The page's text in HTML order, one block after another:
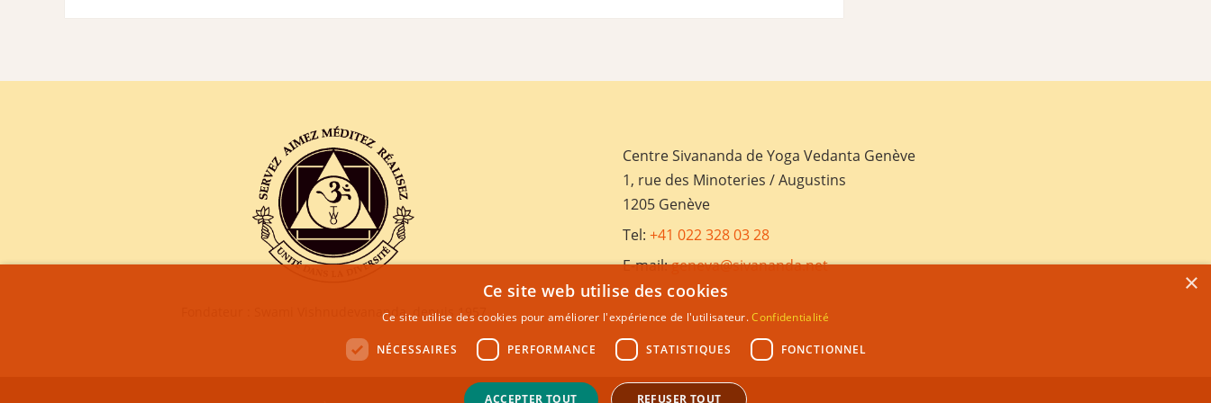
Fondateur : Swami Vishnudevananda, depuis 1957
Centre Sivananda de Yoga Vedanta Genève
1, rue des Minoteries / Augustins
1205 Genève
Tel: +41 022 328 03 28
E-mail:geneva@sivananda.net
×
Ce site web utilise des cookies
Ce site utilise des cookies pour améliorer l'expérience de l'utilisateur.Confidentialité
NÉCESSAIRES PERFORMANCE STATISTIQUES FONCTIONNEL
ACCEPTER TOUT REFUSER TOUT